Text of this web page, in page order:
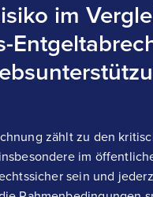
im
zählt zu den
im
sein und